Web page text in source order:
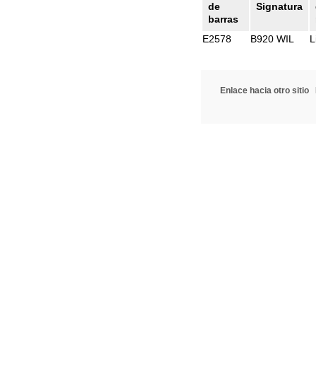
de
barras
Signatura
E2578
B920 WIL
Enlace hacia otro sitio